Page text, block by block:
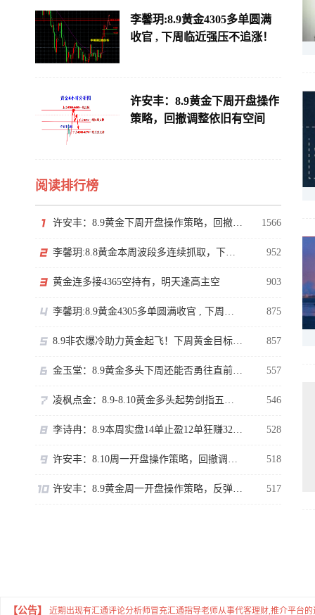
李馨玥:8.9黄金4305多单圆满
收官 , 下周临近强压不追涨！
许安丰：8.9黄金下周开盘操作
策略，回撤调整依旧有空间
阅读排行榜
许安丰：8.9黄金下周开盘操作策略，回撤调整依旧有空间 1566
李馨玥:8.8黄金本周波段多连续抓取，下周逼近阶段性强压！ 952
黄金连多接4365空持有，明天逢高主空 903
李馨玥:8.9黄金4305多单圆满收官 , 下周临近强压不追涨！ 875
8.9非农爆冷助力黄金起飞！下周黄金目标看哪？ 857
金玉堂：8.9黄金多头下周还能否勇往直前？短线交易还是需谨慎 557
凌枫点金：8.9-8.10黄金多头起势剑指五千？黄金下周还有触顶可能？ 546
李诗冉：8.9本周实盘14单止盈12单狂赚3200点；下周黄金走势分析。 528
许安丰：8.10周一开盘操作策略，回撤调整依旧有空间！ 518
许安丰：8.9黄金周一开盘操作策略，反弹承压继续空！ 517
【公告】 近期出现有汇通评论分析师冒充汇通指导老师从事代客理财,推介平台